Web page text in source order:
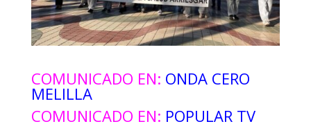
COMUNICADO EN: ONDA CERO
MELILLA
COMUNICADO EN: POPULAR TV